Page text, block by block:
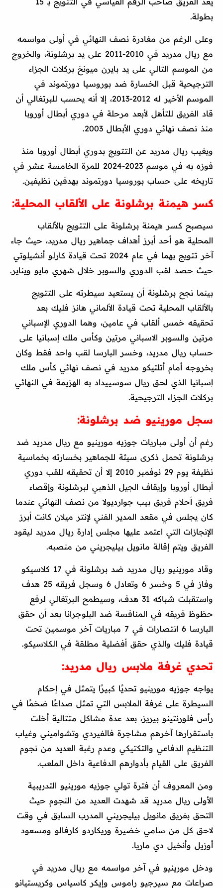
بطولة.
وعلى الرغم من مغادرة نصف النهائي في أولى مواسمه
مع ريال مدريد في 2010-2011 على يد برشلونة، والخروج
من الموسم التالي على يد بايرن ميونخ بركلات الجزاء
الترجيحية قبل الخسارة ضد بوروسيا دورتموند في
الموسم الأخير له 2012-2013، إلا أنه يحسب للبرتغالي أن
قاد الفريق للتأهل لأبعد مرحلة في دوري أبطال أوروبا
منذ نصف نهائي دوري الأبطال 2003.
ويغيب ريال مدريد عن التتويج بدوري أبطال أوروبا منذ
فوزه به في موسم 2023-2024 للمرة الخامسة عشر في
تاريخه على حساب بوروسيا دورتموند بهدفين نظيفين.
كسر هيمنة برشلونة على الألقاب المحلية:
سيصبح كسر هيمنة برشلونة على التتويج بالألقاب
المحلية هو أحد أبرز أهداف جماهير ريال مدريد، حيث جاء
آخر تتويج بهما في عام 2024 تحت قيادة كارلو أنشيلوتي
حيث حصد لقب الدوري والسوبر خلال شهري مايو ويناير.
بينما نجح برشلونة أن يستعيد سيطرته على التتويج
بالألقاب المحلية تحت قيادة الألماني هانز فليك بعد
تحقيقه خمس ألقاب في عامين، وهما الدوري الإسباني
مرتين والسوبر الاسباني مرتين وكأس ملك إسبانيا على
حساب ريال مدريد، وخسر البارسا لقب واحد فقط وكان
بخروجه أمام أتلتيكو مدريد في نصف نهائي كأس ملك
إسبانيا الذي لحق ريال سوسييداد به الهزيمة في النهائي
بركلات الجزاء الترجيحية.
سجل مورينيو ضد برشلونة:
رغم أن أولى مباريات جوزيه مورينيو مع ريال مدريد ضد
برشلونة تحمل ذكرى سيئة للجماهير بخسارته بخماسية
نظيفة يوم 29 نوفمبر 2010 إلا أن تحقيقه للقب دوري
أبطال أوروبا وإيقاف الجيل الذهبي لبرشلونة وإقصاء
فريق أحلام فريق بيب جوارديولا من نصف النهائي عندما
كان يجلس في مقعد المدير الفني لإنتر ميلان كانت أبرز
الإنجازات التي اعتمد عليها مجلس إدارة ريال مدريد ليقود
الفريق ويتم إقالة مانويل بيليجريني من منصبه.
وقاد مورينيو ريال مدريد ضد برشلونة في 17 كلاسيكو
وفاز في 5 وخسر 6 وتعادل 6 وسجل فريقه 25 هدف
واستقبلت شباكه 31 هدف، وسيطمح البرتغالي لرفع
حظوظ فريقه في المنافسة ضد البلوجرانا بعد أن حقق
البارسا 6 انتصارات في 7 مباريات آخر موسمين تحت
قيادة فليك والذي حقق أفضلية مطلقة في الكلاسيكو.
تحدي غرفة ملابس ريال مدريد:
يواجه جوزيه مورينيو تحديًا كبيرًا يتمثل في إحكام
السيطرة على غرفة الملابس التي تمثل صداعًا ضخمًا في
رأس فلورنتينو بيريز، بعد عدة مشاكل متتالية أخلت
باستقرارها آخرهم مشاجرة فالفيردي وتشواميني وغياب
التنظيم الدفاعي والتكتيكي وعدم رغبة العديد من نجوم
الفريق على القيام بأدوارهم الدفاعية داخل الملعب.
ومن المعروف أن فترة تولي جوزيه مورينيو التدريبية
الأولى ريال مدريد قد شهدت العديد من النجوم حيث
التحق بفريق مانويل بيليجريني المدرب السابق في وقت
لاحق كل من سامي خضيرة وريكاردو كارفالو ومسعود
أوزيل وأنخيل دي ماريا.
ودخل مورينيو في آخر مواسمه مع ريال مدريد في
صراعات مع سيرجيو راموس وإيكر كاسياس وكريستيانو